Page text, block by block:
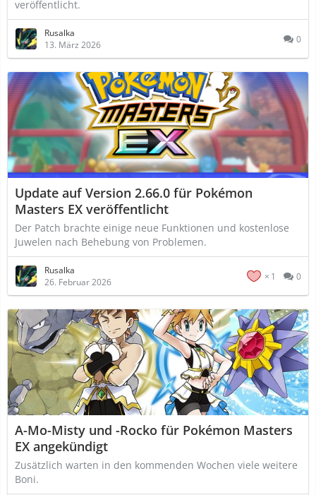
veröffentlicht.
Rusalka
13. März 2026
0
Update auf Version 2.66.0 für Pokémon
Masters EX veröffentlicht
Der Patch brachte einige neue Funktionen und kostenlose
Juwelen nach Behebung von Problemen.
Rusalka
26. Februar 2026
1 0
A-Mo-Misty und -Rocko für Pokémon Masters
EX angekündigt
Zusätzlich warten in den kommenden Wochen viele weitere
Boni.